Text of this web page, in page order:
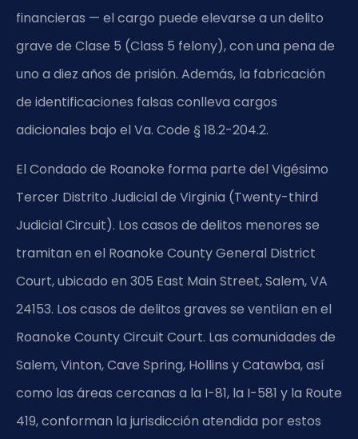
financieras — el cargo puede elevarse a un delito
grave de Clase 5 (Class 5 felony), con una pena de
uno a diez años de prisión. Además, la fabricación
de identificaciones falsas conlleva cargos
adicionales bajo el Va. Code § 18.2-204.2.
El Condado de Roanoke forma parte del Vigésimo
Tercer Distrito Judicial de Virginia (Twenty-third
Judicial Circuit). Los casos de delitos menores se
tramitan en el Roanoke County General District
Court, ubicado en 305 East Main Street, Salem, VA
24153. Los casos de delitos graves se ventilan en el
Roanoke County Circuit Court. Las comunidades de
Salem, Vinton, Cave Spring, Hollins y Catawba, así
como las áreas cercanas a la I-81, la I-581 y la Route
419, conforman la jurisdicción atendida por estos